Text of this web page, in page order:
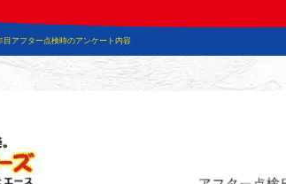
目アフター点検時のアンケート内容